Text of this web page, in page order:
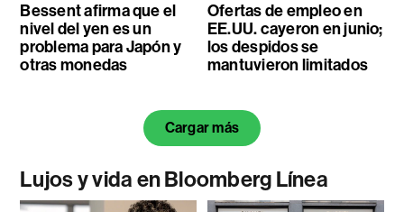
Bessent afirma que el
nivel del yen es un
problema para Japón y
otras monedas
Ofertas de empleo en
EE.UU. cayeron en junio;
los despidos se
mantuvieron limitados
Cargar más
Lujos y vida en Bloomberg Línea